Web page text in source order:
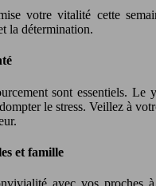
votre vitalité cette
la détermination.
sont essentiels. Le
le stress. Veillez à
et famille